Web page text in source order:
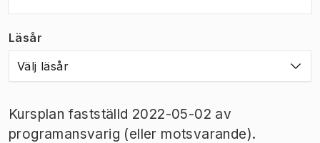
Läsår
Välj läsår
Kursplan fastställd 2022-05-02 av
programansvarig (eller motsvarande).